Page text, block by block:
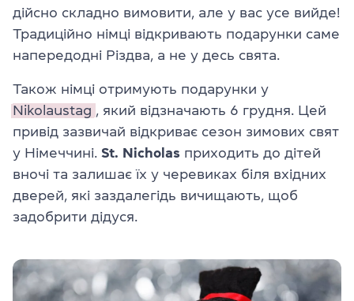
дійсно складно вимовити, але у вас усе вийде!
Традиційно німці відкривають подарунки саме
напередодні Різдва, а не у десь свята.
Також німці отримують подарунки у
Nikolaustag , який відзначають 6 грудня. Цей
привід зазвичай відкриває сезон зимових свят
у Німеччині. St. Nicholas приходить до дітей
вночі та залишає їх у черевиках біля вхідних
дверей, які заздалегідь вичищають, щоб
задобрити дідуся.